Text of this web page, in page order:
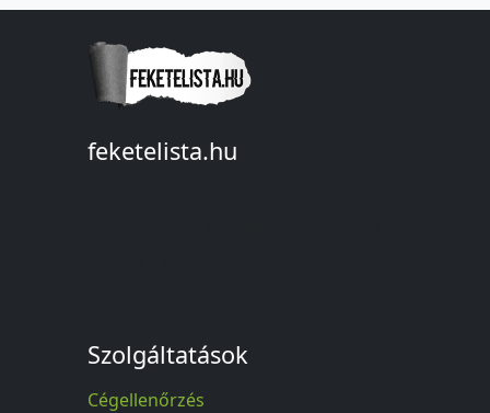
feketelista.hu
Szolgáltatások
Cégellenőrzés